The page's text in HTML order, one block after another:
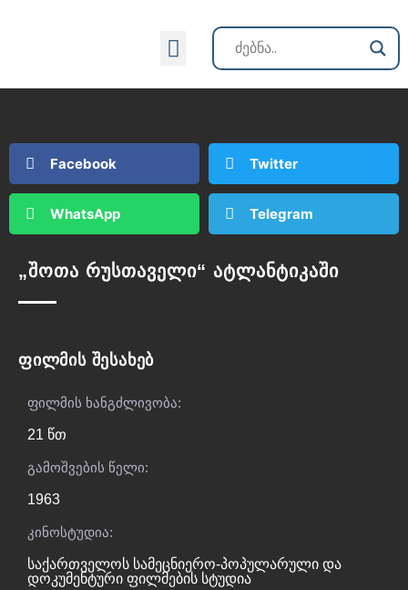
Facebook Twitter
WhatsApp Telegram
„შოთა რუსთაველი“ ატლანტიკაში
ფილმის შესახებ
ფილმის ხანგძლივობა:
21 წთ
გამოშვების წელი:
1963
კინოსტუდია:
საქართველოს სამეცნიერო-პოპულარული და
დოკუმენტური ფილმების სტუდია